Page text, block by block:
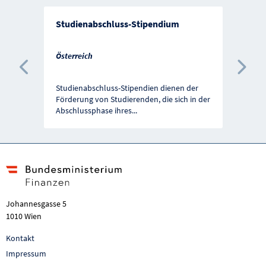
Studienabschluss-Stipendium
Österreich
Studienabschluss-Stipendien dienen der
Förderung von Studierenden, die sich in der
Abschlussphase ihres...
Vorherige Förderung
Johannesgasse 5
1010 Wien
Kontakt
Impressum